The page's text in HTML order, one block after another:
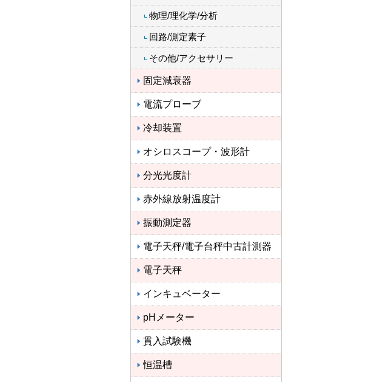
物理/理化学/分析
回路/測定素子
その他/アクセサリー
固定減衰器
電流プローブ
冷却装置
オシロスコープ・波形計
分光光度計
赤外線放射温度計
振動測定器
電子天秤/電子台秤中古計測器
電子天秤
インキュベーター
pHメーター
貫入試験機
恒温槽